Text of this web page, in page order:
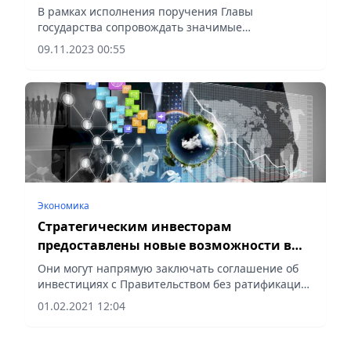
В рамках исполнения поручения Главы
государства сопровождать значимые
инвестиционные проекты прокурор Алматы
Серик Карипбеков выехал в Индустриальную
09.11.2023 00:55
Экономика
Стратегическим инвесторам
предоставлены новые возможности в
Казахстане
Они могут напрямую заключать соглашение об
инвестициях с Правительством без ратификации
в Парламенте.
01.02.2021 12:04